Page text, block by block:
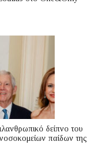
δείπνο του
παίδων της